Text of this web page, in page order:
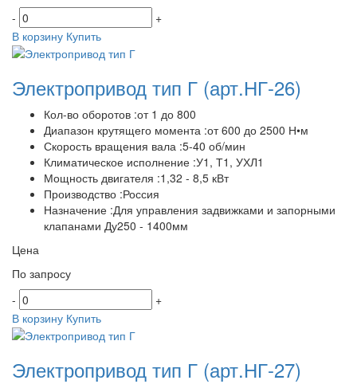
-
+
В корзину Купить
Электропривод тип Г (арт.НГ-26)
Кол-во оборотов :от 1 до 800
Диапазон крутящего момента :от 600 до 2500 Н•м
Скорость вращения вала :5-40 об/мин
Климатическое исполнение :У1, Т1, УХЛ1
Мощность двигателя :1,32 - 8,5 кВт
Производство :Россия
Назначение :Для управления задвижками и запорными
клапанами Ду250 - 1400мм
Цена
По запросу
-
+
В корзину Купить
Электропривод тип Г (арт.НГ-27)